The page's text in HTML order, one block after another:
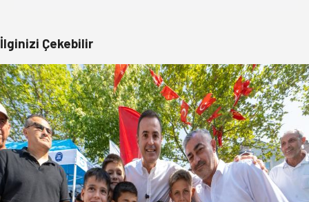
İlginizi Çekebilir